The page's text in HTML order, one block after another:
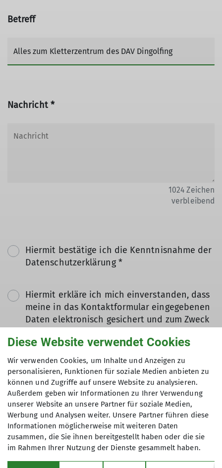
Betreff
Nachricht *
1024 Zeichen
verbleibend
Hiermit bestätige ich die Kenntnisnahme der
Datenschutzerklärung *
Hiermit erkläre ich mich einverstanden, dass
meine in das Kontaktformular eingegebenen
Daten elektronisch gesichert und zum Zweck
genutzt werden. Mir ist bekannt, dass ich
meine Einwilligung jederzeit wiederrufen
kann. *
Mit (*) markierte Felder
sind Pflichtfelder
Absenden
Diese Website verwendet Cookies
Wir verwenden Cookies, um Inhalte und Anzeigen zu
personalisieren, Funktionen für soziale Medien anbieten zu
können und Zugriffe auf unsere Website zu analysieren.
Außerdem geben wir Informationen zu Ihrer Verwendung
unserer Website an unsere Partner für soziale Medien,
Werbung und Analysen weiter. Unsere Partner führen diese
Informationen möglicherweise mit weiteren Daten
zusammen, die Sie ihnen bereitgestellt haben oder die sie
im Rahmen Ihrer Nutzung der Dienste gesammelt haben.